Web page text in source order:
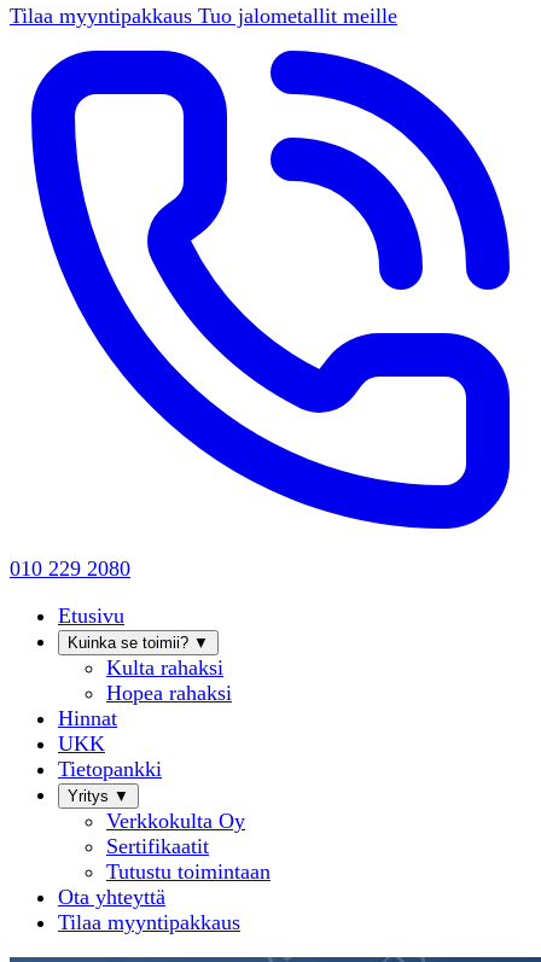
Tilaa myyntipakkaus Tuo jalometallit meille
010 229 2080
Etusivu
Kuinka se toimii? ▼
Kulta rahaksi
Hopea rahaksi
Hinnat
UKK
Tietopankki
Yritys ▼
Verkkokulta Oy
Sertifikaatit
Tutustu toimintaan
Ota yhteyttä
Tilaa myyntipakkaus